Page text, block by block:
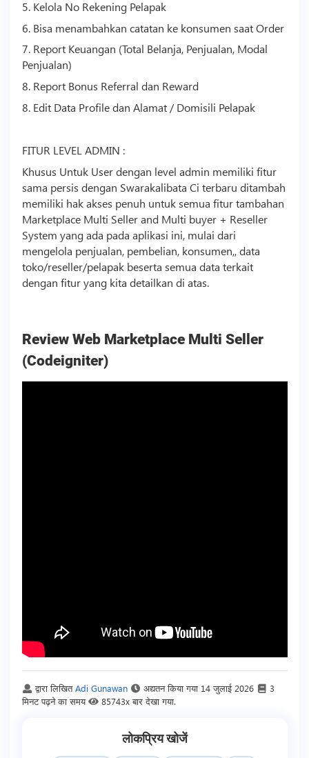
5. Kelola No Rekening Pelapak
6. Bisa menambahkan catatan ke konsumen saat Order
7. Report Keuangan (Total Belanja, Penjualan, Modal
Penjualan)
8. Report Bonus Referral dan Reward
8. Edit Data Profile dan Alamat / Domisili Pelapak
FITUR LEVEL ADMIN :
Khusus Untuk User dengan level admin memiliki fitur
sama persis dengan Swarakalibata Ci terbaru ditambah
memiliki hak akses penuh untuk semua fitur tambahan
Marketplace Multi Seller and Multi buyer + Reseller
System yang ada pada aplikasi ini, mulai dari
mengelola penjualan, pembelian, konsumen,, data
toko/reseller/pelapak beserta semua data terkait
dengan fitur yang kita detailkan di atas.
Review Web Marketplace Multi Seller
(Codeigniter)
द्वारा लिखितAdi Gunawan अद्यतन किया गया 14 जुलाई 2026
3
मिनट पढ़ने का समय
85743x बार देखा गया.
लोकप्रिय खोजें